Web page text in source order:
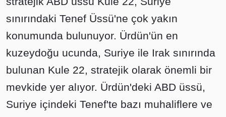
sınırındaki Tenef Üssü'ne çok yakın
konumunda bulunuyor. Ürdün'ün en
kuzeydoğu ucunda, Suriye ile Irak sınırında
bulunan Kule 22, stratejik olarak önemli bir
mevkide yer alıyor. Ürdün'deki ABD üssü,
Suriye içindeki Tenef'te bazı muhaliflere ve